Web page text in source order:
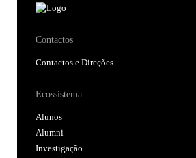
Contactos
Contactos e Direções
Ecossistema
Alunos
Alumni
Investigação